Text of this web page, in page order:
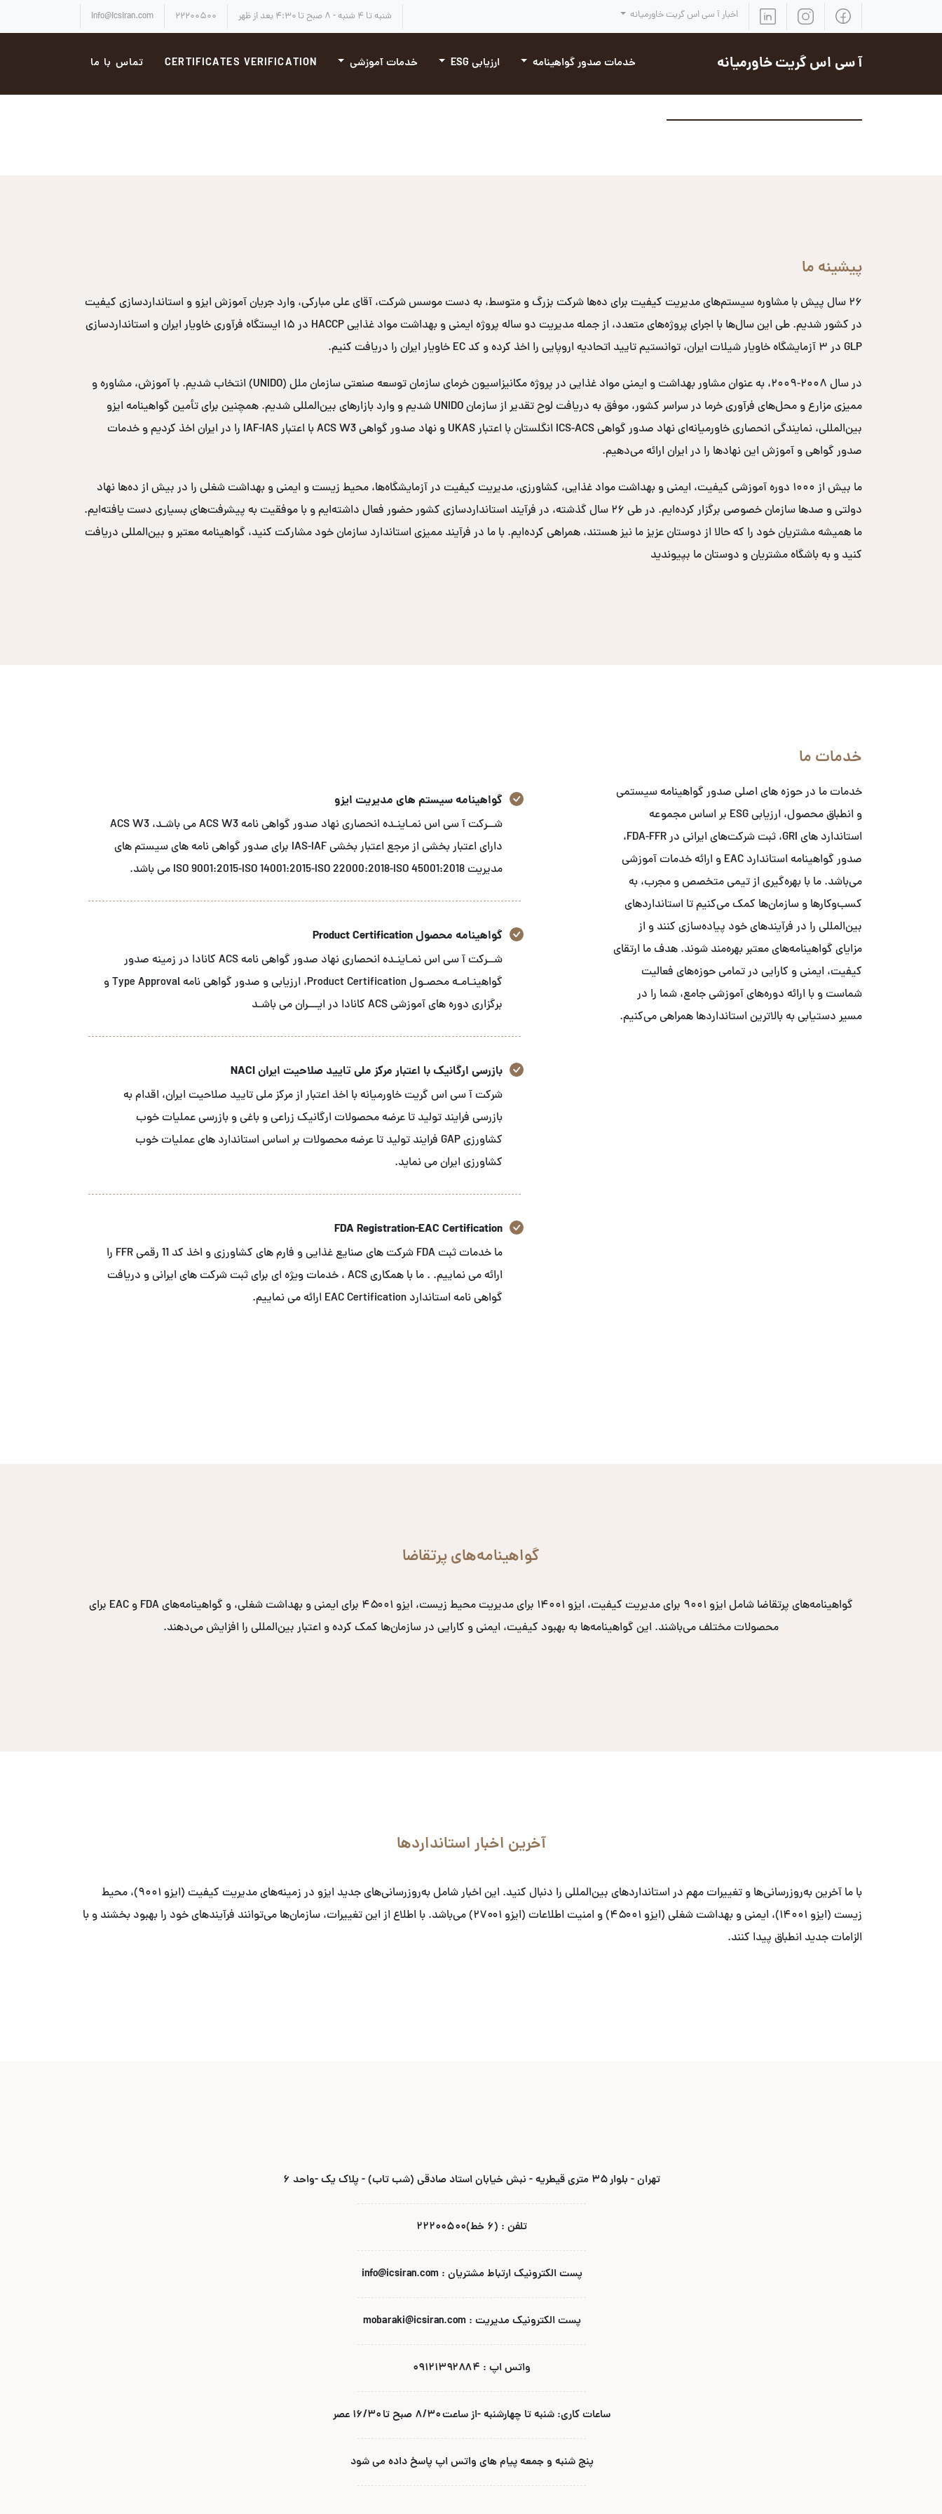
اخبار آ سی اس گریت خاورمیانه شنبه تا ۴ شنبه - ۸ صبح تا ۴:۳۰ بعد از ظهر ۲۲۲۰۰۵۰۰ info@icsiran.com
آ سی اس گریت خاورمیانه خدمات صدور گواهینامه ارزیابی ESG خدمات آموزشی CERTIFICATES VERIFICATION تماس با ما
پیشینه ما
۲۶ سال پیش با مشاوره سیستم‌های مدیریت کیفیت برای ده‌ها شرکت بزرگ و متوسط، به دست موسس شرکت، آقای علی مبارکی، وارد جریان آموزش ایزو و استانداردسازی کیفیت
در کشور شدیم. طی این سال‌ها با اجرای پروژه‌های متعدد، از جمله مدیریت دو ساله پروژه ایمنی و بهداشت مواد غذایی HACCP در ۱۵ ایستگاه فرآوری خاویار ایران و استانداردسازی
GLP در ۳ آزمایشگاه خاویار شیلات ایران، توانستیم تایید اتحادیه اروپایی را اخذ کرده و کد EC خاویار ایران را دریافت کنیم.
در سال ۲۰۰۸-۲۰۰۹، به عنوان مشاور بهداشت و ایمنی مواد غذایی در پروژه مکانیزاسیون خرمای سازمان توسعه صنعتی سازمان ملل (UNIDO) انتخاب شدیم. با آموزش، مشاوره و
ممیزی مزارع و محل‌های فرآوری خرما در سراسر کشور، موفق به دریافت لوح تقدیر از سازمان UNIDO شدیم و وارد بازارهای بین‌المللی شدیم. همچنین برای تأمین گواهینامه ایزو
بین‌المللی، نمایندگی انحصاری خاورمیانه‌ای نهاد صدور گواهی ICS-ACS انگلستان با اعتبار UKAS و نهاد صدور گواهی ACS W3 با اعتبار IAF-IAS را در ایران اخذ کردیم و خدمات
صدور گواهی و آموزش این نهادها را در ایران ارائه می‌دهیم.
ما بیش از ۱۰۰۰ دوره آموزشی کیفیت، ایمنی و بهداشت مواد غذایی، کشاورزی، مدیریت کیفیت در آزمایشگاه‌ها، محیط زیست و ایمنی و بهداشت شغلی را در بیش از ده‌ها نهاد
دولتی و صدها سازمان خصوصی برگزار کرده‌ایم. در طی ۲۶ سال گذشته، در فرآیند استانداردسازی کشور حضور فعال داشته‌ایم و با موفقیت به پیشرفت‌های بسیاری دست یافته‌ایم.
ما همیشه مشتریان خود را که حالا از دوستان عزیز ما نیز هستند، همراهی کرده‌ایم. با ما در فرآیند ممیزی استاندارد سازمان خود مشارکت کنید، گواهینامه معتبر و بین‌المللی دریافت
کنید و به باشگاه مشتریان و دوستان ما بپیوندید
خدمات ما
خدمات ما در حوزه های اصلی صدور گواهینامه سیستمی
و انطباق محصول، ارزیابی ESG بر اساس مجموعه
استاندارد های GRI، ثبت شرکت‌های ایرانی در FDA-FFR،
صدور گواهینامه استاندارد EAC و ارائه خدمات آموزشی
می‌باشد. ما با بهره‌گیری از تیمی متخصص و مجرب، به
کسب‌وکارها و سازمان‌ها کمک می‌کنیم تا استانداردهای
بین‌المللی را در فرآیندهای خود پیاده‌سازی کنند و از
مزایای گواهینامه‌های معتبر بهره‌مند شوند. هدف ما ارتقای
کیفیت، ایمنی و کارایی در تمامی حوزه‌های فعالیت
شماست و با ارائه دوره‌های آموزشی جامع، شما را در
مسیر دستیابی به بالاترین استانداردها همراهی می‌کنیم.
گواهینامه سیستم های مدیریت ایزو
شــرکت آ سی اس نمـاینـده انحصاری نهاد صدور گواهی نامه ACS W3 می باشـد، ACS W3
دارای اعتبار بخشی از مرجع اعتبار بخشی IAS-IAF برای صدور گواهی نامه های سیستم های
مدیریت ISO 9001:2015-ISO 14001:2015-ISO 22000:2018-ISO 45001:2018 می باشد.
گواهینامه محصول Product Certification
شــرکت آ سی اس نمـاینـده انحصاری نهاد صدور گواهی نامه ACS کانادا در زمینه صدور
گواهینـامـه محصـول Product Certification، ارزیابی و صدور گواهی نامه Type Approval و
برگزاری دوره های آموزشی ACS کانادا در ایـــران می باشـد
بازرسی ارگانیک با اعتبار مرکز ملی تایید صلاحیت ایران NACI
شرکت آ سی اس گریت خاورمیانه با اخذ اعتبار از مرکز ملی تایید صلاحیت ایران، اقدام به
بازرسی فرایند تولید تا عرضه محصولات ارگانیک زراعی و باغی و بازرسی عملیات خوب
کشاورزی GAP فرایند تولید تا عرضه محصولات بر اساس استاندارد های عملیات خوب
کشاورزی ایران می نماید.
FDA Registration-EAC Certification
ما خدمات ثبت FDA شرکت های صنایع غذایی و فارم های کشاورزی و اخذ کد 11 رقمی FFR را
ارائه می نماییم. . ما با همکاری ACS ، خدمات ویژه ای برای ثبت شرکت های ایرانی و دریافت
گواهی نامه استاندارد EAC Certification ارائه می نماییم.
گواهینامه‌های پرتقاضا
گواهینامه‌های پرتقاضا شامل ایزو ۹۰۰۱ برای مدیریت کیفیت، ایزو ۱۴۰۰۱ برای مدیریت محیط زیست، ایزو ۴۵۰۰۱ برای ایمنی و بهداشت شغلی، و گواهینامه‌های FDA و EAC برای
محصولات مختلف می‌باشند. این گواهینامه‌ها به بهبود کیفیت، ایمنی و کارایی در سازمان‌ها کمک کرده و اعتبار بین‌المللی را افزایش می‌دهند.
آخرین اخبار استانداردها
با ما آخرین به‌روزرسانی‌ها و تغییرات مهم در استانداردهای بین‌المللی را دنبال کنید. این اخبار شامل به‌روزرسانی‌های جدید ایزو در زمینه‌های مدیریت کیفیت (ایزو ۹۰۰۱)، محیط
زیست (ایزو ۱۴۰۰۱)، ایمنی و بهداشت شغلی (ایزو ۴۵۰۰۱) و امنیت اطلاعات (ایزو ۲۷۰۰۱) می‌باشد. با اطلاع از این تغییرات، سازمان‌ها می‌توانند فرآیندهای خود را بهبود بخشند و با
الزامات جدید انطباق پیدا کنند.
تهران - بلوار ۳۵ متری قیطریه - نبش خیابان استاد صادقی (شب تاب) - پلاک یک -واحد ۶
تلفن : (۶ خط)۲۲۲۰۰۵۰۰
پست الکترونیک ارتباط مشتریان : info@icsiran.com
پست الکترونیک مدیریت : mobaraki@icsiran.com
واتس اپ : ۰۹۱۲۱۳۹۲۸۸۴
ساعات کاری: شنبه تا چهارشنبه -از ساعت ۸/۳۰ صبح تا ۱۶/۳۰ عصر
پنج شنبه و جمعه پیام های واتس اپ پاسخ داده می شود